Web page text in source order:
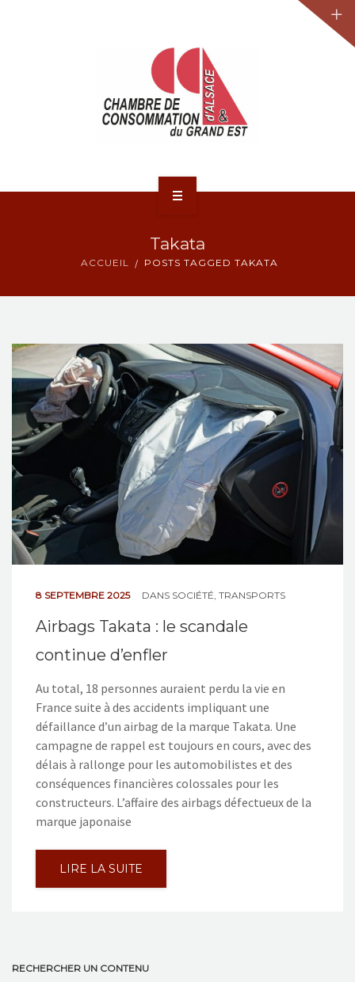
NOS ACTIONS
CONTACT
Takata
ACCUEIL POSTS TAGGED TAKATA
8 SEPTEMBRE 2025 DANS SOCIÉTÉ TRANSPORTS
Airbags Takata : le scandale
continue d’enfler
Au total, 18 personnes auraient perdu la vie en
France suite à des accidents impliquant une
défaillance d’un airbag de la marque Takata. Une
campagne de rappel est toujours en cours, avec des
délais à rallonge pour les automobilistes et des
conséquences financières colossales pour les
constructeurs. L’affaire des airbags défectueux de la
marque japonaise
LIRE LA SUITE
RECHERCHER UN CONTENU